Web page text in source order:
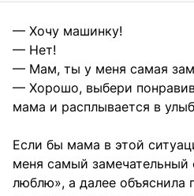
— Хочу машинку!
— Нет!
— Мам, ты у меня самая
— Хорошо, выбери
мама и расплывается в
Если бы мама в этой
меня самый замечательный
люблю», а далее объяснила